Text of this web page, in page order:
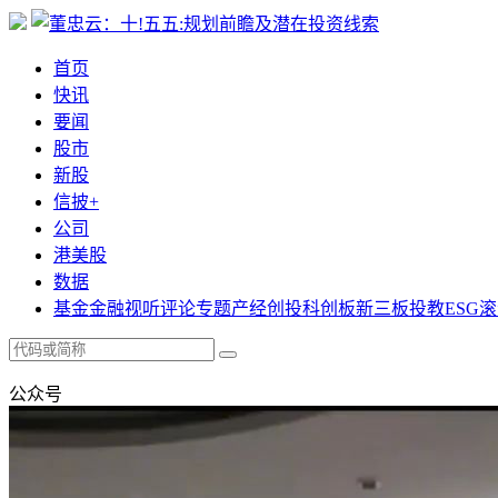
首页
快讯
要闻
股市
新股
信披+
公司
港美股
数据
基金金融视听评论专题产经创投科创板新三板投教ESG
公众号